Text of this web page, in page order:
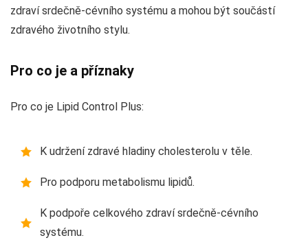
zdraví srdečně-cévního systému a mohou být součástí
zdravého životního stylu.
Pro co je a příznaky
Pro co je Lipid Control Plus:
K udržení zdravé hladiny cholesterolu v těle.
Pro podporu metabolismu lipidů.
K podpoře celkového zdraví srdečně-cévního
systému.